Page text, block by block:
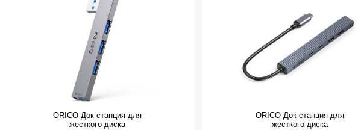
ORICO Док-станция для
жесткого диска
ORICO Док-станция для
жесткого диска